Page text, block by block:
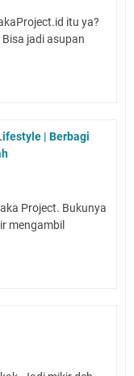
itu ya?
jadi asupan
| Berbagi
Project. Bukunya
mengambil